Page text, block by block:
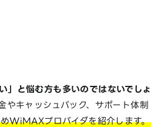
と悩む方も多いのではないでしょ
キャッシュバック、サポート体制
WiMAXプロバイダを紹介します。